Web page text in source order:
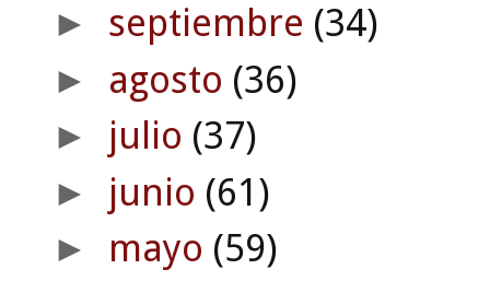
► septiembre (34)
► agosto (36)
► julio (37)
► junio (61)
► mayo (59)